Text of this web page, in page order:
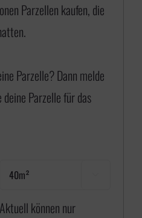
Parzellen kaufen, die
Parzelle? Dann melde
deine Parzelle für das
Aktuell können nur